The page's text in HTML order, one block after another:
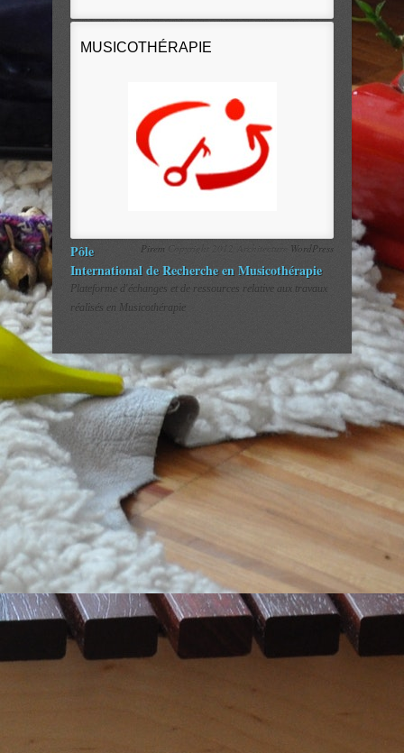
MUSICOTHÉRAPIE
Pirem Copyright 2012 Architecture WordPress
Pôle
International de Recherche en Musicothérapie
Plateforme d'échanges et de ressources relative aux travaux
réalisés en Musicothérapie